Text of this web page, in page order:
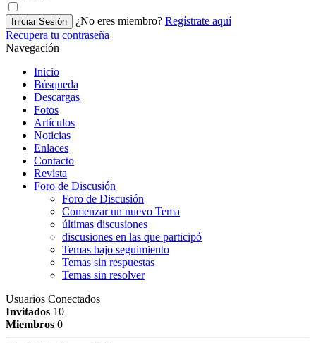
Iniciar Sesión ¿No eres miembro? Regístrate aquí
Recupera tu contraseña
Navegación
Inicio
Búsqueda
Descargas
Fotos
Artículos
Noticias
Enlaces
Contacto
Revista
Foro de Discusión
Foro de Discusión
Comenzar un nuevo Tema
últimas discusiones
discusiones en las que participó
Temas bajo seguimiento
Temas sin respuestas
Temas sin resolver
Usuarios Conectados
Invitados 10
Miembros 0